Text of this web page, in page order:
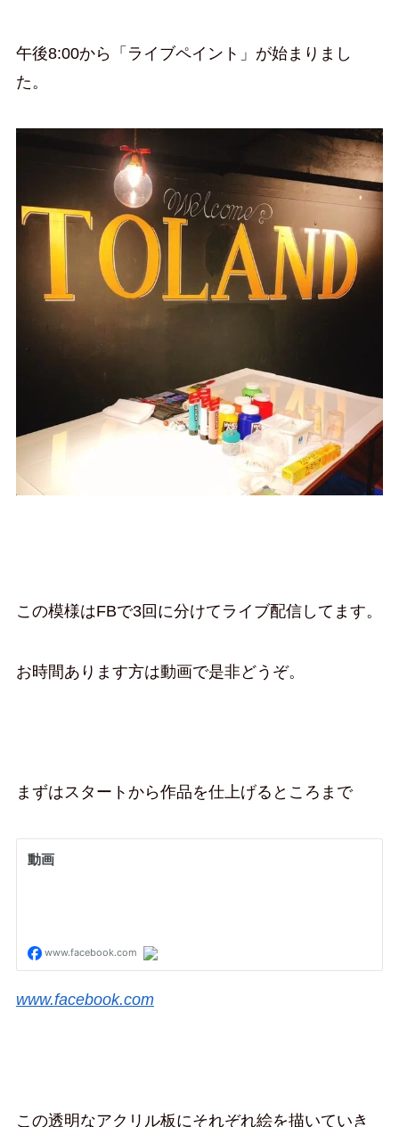
午後8:00から「ライブペイント」が始まりまし
た。
この模様はFBで3回に分けてライブ配信してます。
お時間あります方は動画で是非どうぞ。
まずはスタートから作品を仕上げるところまで
www.facebook.com
この透明なアクリル板にそれぞれ絵を描いていき